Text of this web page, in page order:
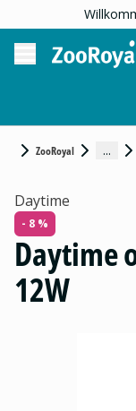
ZooRoyal ...
Daytime
- 8 %
Daytime
12W